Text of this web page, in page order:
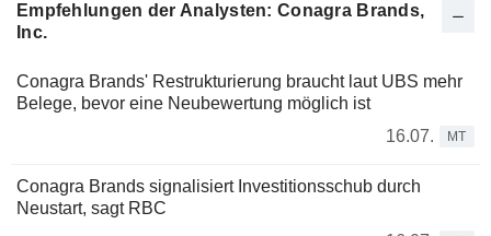
Empfehlungen der Analysten: Conagra Brands,
Inc.
Conagra Brands' Restrukturierung braucht laut UBS mehr
Belege, bevor eine Neubewertung möglich ist
16.07.
MT
Conagra Brands signalisiert Investitionsschub durch
Neustart, sagt RBC